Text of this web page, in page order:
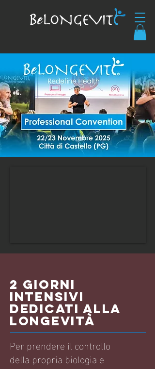
2 Giorni
intensivi
dedicati alla
longevità
Per prendere il controllo
della propria biologia e